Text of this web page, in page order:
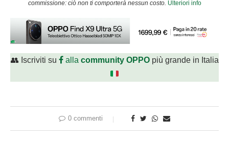
commissione: ciò non ti comporterà nessun costo. Ulteriori info
👥 Iscriviti su alla community OPPOpiù grande in Italia
0 commenti